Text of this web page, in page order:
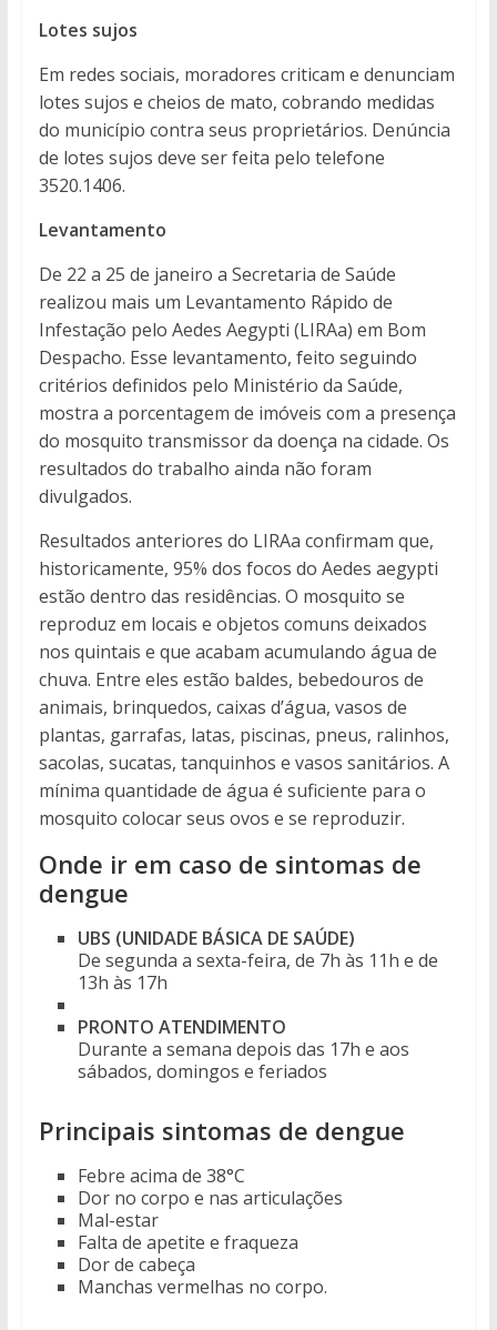
Lotes sujos
Em redes sociais, moradores criticam e denunciam
lotes sujos e cheios de mato, cobrando medidas
do município contra seus proprietários. Denúncia
de lotes sujos deve ser feita pelo telefone
3520.1406.
Levantamento
De 22 a 25 de janeiro a Secretaria de Saúde
realizou mais um Levantamento Rápido de
Infestação pelo Aedes Aegypti (LIRAa) em Bom
Despacho. Esse levantamento, feito seguindo
critérios definidos pelo Ministério da Saúde,
mostra a porcentagem de imóveis com a presença
do mosquito transmissor da doença na cidade. Os
resultados do trabalho ainda não foram
divulgados.
Resultados anteriores do LIRAa confirmam que,
historicamente, 95% dos focos do Aedes aegypti
estão dentro das residências. O mosquito se
reproduz em locais e objetos comuns deixados
nos quintais e que acabam acumulando água de
chuva. Entre eles estão baldes, bebedouros de
animais, brinquedos, caixas d’água, vasos de
plantas, garrafas, latas, piscinas, pneus, ralinhos,
sacolas, sucatas, tanquinhos e vasos sanitários. A
mínima quantidade de água é suficiente para o
mosquito colocar seus ovos e se reproduzir.
Onde ir em caso de sintomas de
dengue
UBS (UNIDADE BÁSICA DE SAÚDE)
De segunda a sexta-feira, de 7h às 11h e de
13h às 17h
PRONTO ATENDIMENTO
Durante a semana depois das 17h e aos
sábados, domingos e feriados
Principais sintomas de dengue
Febre acima de 38°C
Dor no corpo e nas articulações
Mal-estar
Falta de apetite e fraqueza
Dor de cabeça
Manchas vermelhas no corpo.